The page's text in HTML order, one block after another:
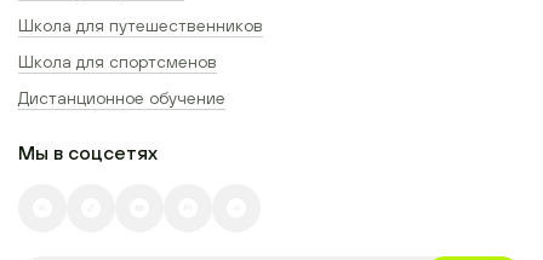
Школа для путешественников
Школа для спортсменов
Дистанционное обучение
Мы в соцсетях